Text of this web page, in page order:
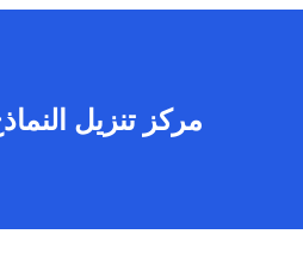
مركز تنزيل